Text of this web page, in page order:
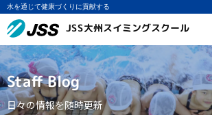
水を通じて健康づくりに貢献する
JSS大州スイミングスクール
Staff Blog
日々の情報を随時更新